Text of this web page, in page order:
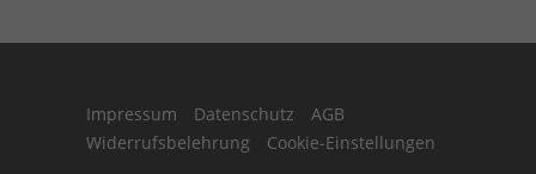
Impressum Datenschutz
AGB
Widerrufsbelehrung
Cookie-Einstellungen